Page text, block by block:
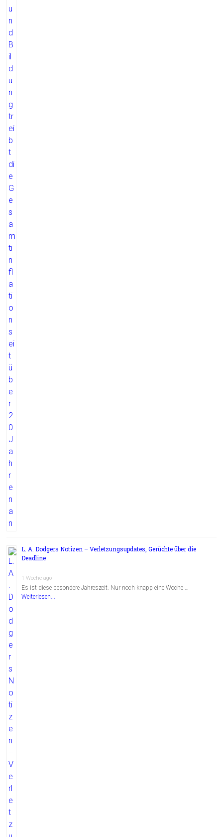
L. A. Dodgers Notizen – Verletzungsupdates, Gerüchte über die
Deadline
1 Woche ago
Es ist diese besondere Jahreszeit. Nur noch knapp eine Woche …
Weiterlesen...